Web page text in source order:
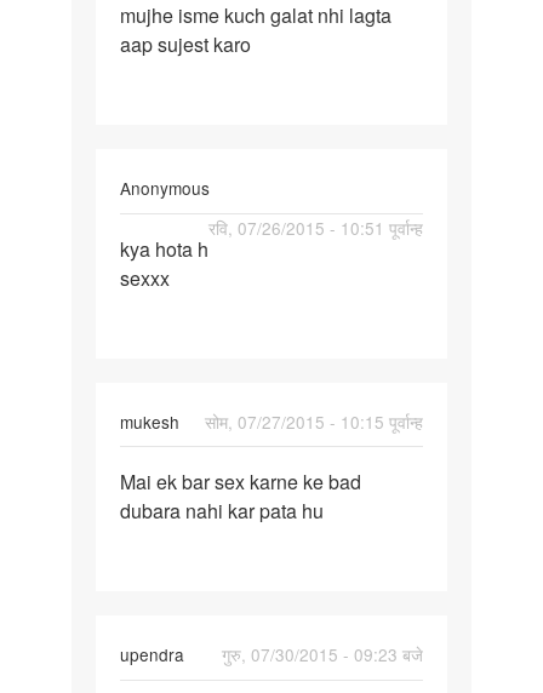
mujhe
isme
mujhe isme kuch galat nhi lagta
aap sujest karo
Anonymous
रवि, 07/26/2015 - 10:51 पूर्वान्ह
kya
hota
kya hota h
sexxx
mukesh
सोम, 07/27/2015 - 10:15 पूर्वान्ह
Mai
ek
bad
Mai ek bar sex karne ke bad
dubara nahi kar pata hu
upendra
गुरु, 07/30/2015 - 09:23 बजे